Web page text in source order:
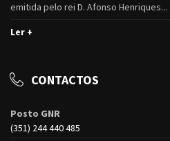
emitida pelo rei D. Afonso Henriques...
Ler +
CONTACTOS
Posto GNR
(351) 244 440 485